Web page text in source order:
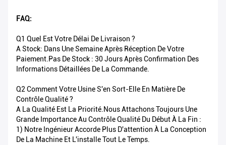
FAQ:
Q1 Quel Est Votre Délai De Livraison ?
A Stock: Dans Une Semaine Après Réception De Votre
Paiement.Pas De Stock : 30 Jours Après Confirmation Des
Informations Détaillées De La Commande.
Q2 Comment Votre Usine S'en Sort-Elle En Matière De
Contrôle Qualité ?
A La Qualité Est La Priorité.Nous Attachons Toujours Une
Grande Importance Au Contrôle Qualité Du Début À La Fin :
1) Notre Ingénieur Accorde Plus D'attention À La Conception
De La Machine Et L'installe Tout Le Temps.